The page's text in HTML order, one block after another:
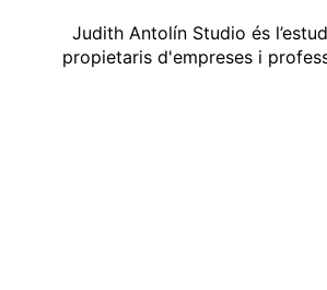
Judith Antolín Studio és
propietaris d'empreses i